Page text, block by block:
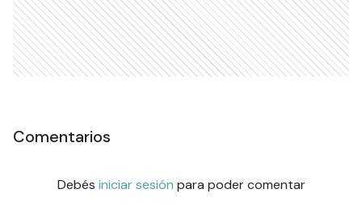
Comentarios
Debés iniciar sesión para poder comentar